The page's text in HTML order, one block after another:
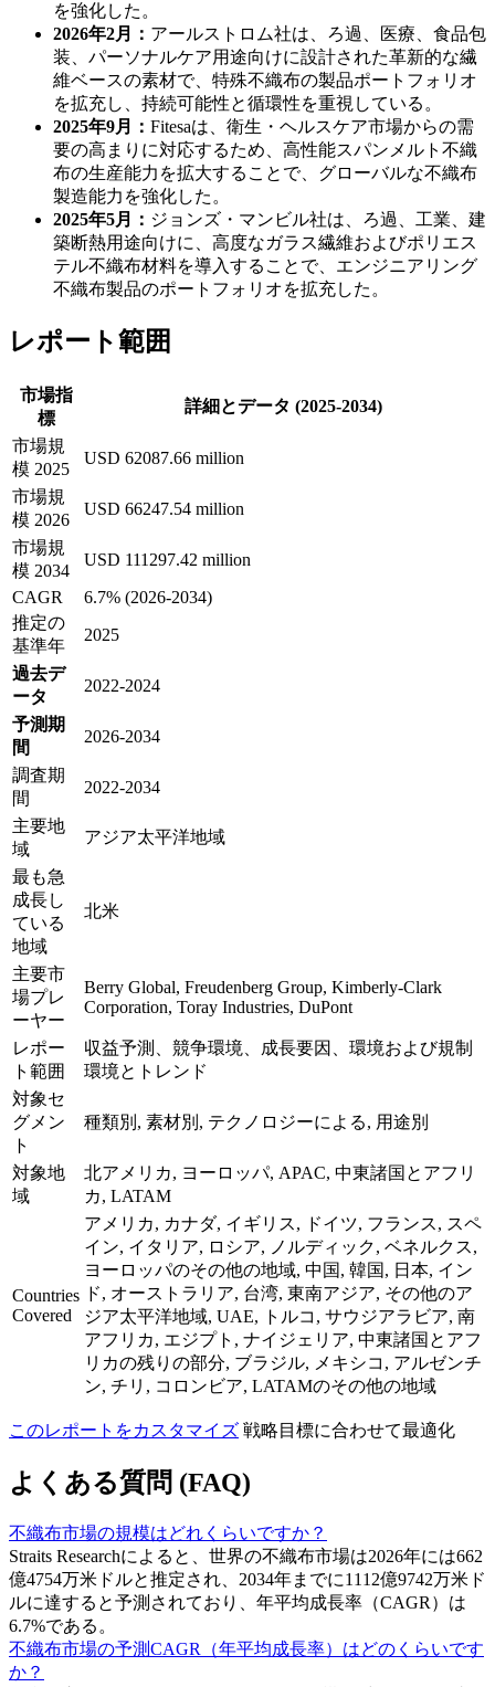
を強化した。
2026年2月： アールストロム社は、ろ過、医療、食品包
装、パーソナルケア用途向けに設計された革新的な繊
維ベースの素材で、特殊不織布の製品ポートフォリオ
を拡充し、持続可能性と循環性を重視している。
2025年9月： Fitesaは、衛生・ヘルスケア市場からの需
要の高まりに対応するため、高性能スパンメルト不織
布の生産能力を拡大することで、グローバルな不織布
製造能力を強化した。
2025年5月： ジョンズ・マンビル社は、ろ過、工業、建
築断熱用途向けに、高度なガラス繊維およびポリエス
テル不織布材料を導入することで、エンジニアリング
不織布製品のポートフォリオを拡充した。
レポート範囲
市場指
標
詳細とデータ (2025-2034)
市場規
模 2025
USD 62087.66 million
市場規
模 2026
USD 66247.54 million
市場規
模 2034
USD 111297.42 million
CAGR
6.7% (2026-2034)
推定の
基準年
2025
過去デ
ータ
2022-2024
予測期
間
2026-2034
調査期
間
2022-2034
主要地
域
アジア太平洋地域
最も急
成長し
ている
地域
北米
主要市
場プレ
ーヤー
Berry Global, Freudenberg Group, Kimberly-Clark
Corporation, Toray Industries, DuPont
レポー
ト範囲
収益予測、競争環境、成長要因、環境および規制
環境とトレンド
対象セ
グメン
ト
種類別, 素材別, テクノロジーによる, 用途別
対象地
域
北アメリカ, ヨーロッパ, APAC, 中東諸国とアフリ
カ, LATAM
Countries
Covered
アメリカ, カナダ, イギリス, ドイツ, フランス, スペ
イン, イタリア, ロシア, ノルディック, ベネルクス,
ヨーロッパのその他の地域, 中国, 韓国, 日本, イン
ド, オーストラリア, 台湾, 東南アジア, その他のア
ジア太平洋地域, UAE, トルコ, サウジアラビア, 南
アフリカ, エジプト, ナイジェリア, 中東諸国とアフ
リカの残りの部分, ブラジル, メキシコ, アルゼンチ
ン, チリ, コロンビア, LATAMのその他の地域
このレポートをカスタマイズ 戦略目標に合わせて最適化
よくある質問 (FAQ)
不織布市場の規模はどれくらいですか？
Straits Researchによると、世界の不織布市場は2026年には662
億4754万米ドルと推定され、2034年までに1112億9742万米ド
ルに達すると予測されており、年平均成長率（CAGR）は
6.7%である。
不織布市場の予測CAGR（年平均成長率）はどのくらいです
か？